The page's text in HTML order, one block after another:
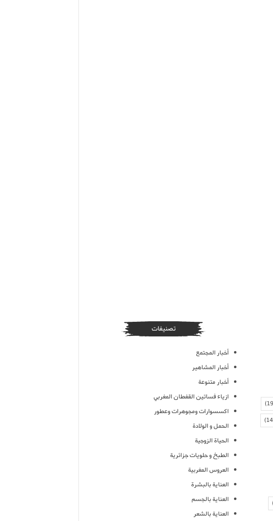
تصنيفات
أخبار المجتمع
أخبار المشاهير
أخبار متنوعة
ازياء فساتين القفطان المغربي
اكسسوارات ومجوهرات وعطور
الحمل و الولادة
الحياة الزوجية
الطبخ و حلويات جزائرية
العروس المغربية
العناية بالبشرة
العناية بالجسم
العناية بالشعر